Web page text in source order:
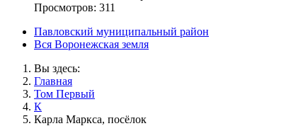
Просмотров: 311
Павловский муниципальный район
Вся Воронежская земля
Вы здесь:
Главная
Том Первый
К
Карла Маркса, посёлок